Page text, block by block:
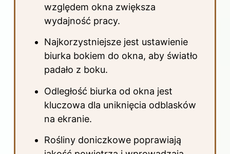
względem okna zwiększa
wydajność pracy.
Najkorzystniejsze jest ustawienie
biurka bokiem do okna, aby światło
padało z boku.
Odległość biurka od okna jest
kluczowa dla uniknięcia odblasków
na ekranie.
Rośliny doniczkowe poprawiają